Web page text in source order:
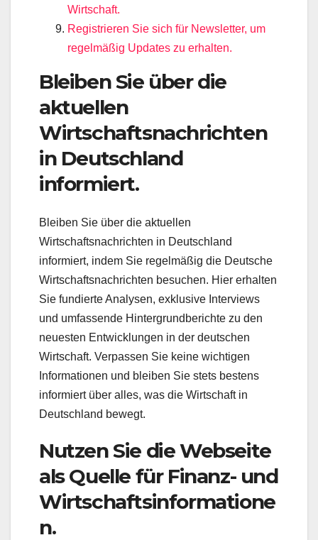
Wirtschaft.
Registrieren Sie sich für Newsletter, um
regelmäßig Updates zu erhalten.
Bleiben Sie über die
aktuellen
Wirtschaftsnachrichten
in Deutschland
informiert.
Bleiben Sie über die aktuellen
Wirtschaftsnachrichten in Deutschland
informiert, indem Sie regelmäßig die Deutsche
Wirtschaftsnachrichten besuchen. Hier erhalten
Sie fundierte Analysen, exklusive Interviews
und umfassende Hintergrundberichte zu den
neuesten Entwicklungen in der deutschen
Wirtschaft. Verpassen Sie keine wichtigen
Informationen und bleiben Sie stets bestens
informiert über alles, was die Wirtschaft in
Deutschland bewegt.
Nutzen Sie die Webseite
als Quelle für Finanz- und
Wirtschaftsinformatione
n.